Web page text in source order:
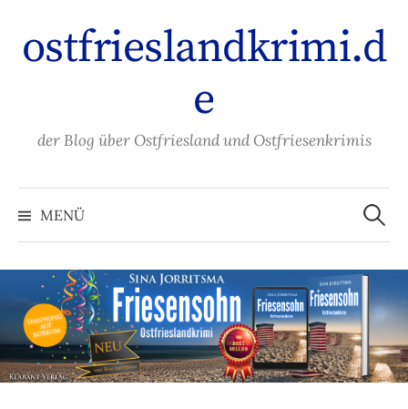
Inhalt
überspringen
ostfrieslandkrimi.d
e
der Blog über Ostfriesland und Ostfriesenkrimis
MENÜ
Suchen
nach: